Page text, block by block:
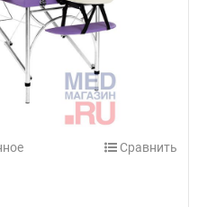
Сравнить